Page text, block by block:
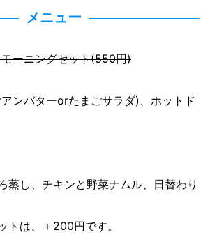
メニュー
ーニングセット(550円)
ンバターorたまごサラダ)、ホットド
蒸し、チキンと野菜ナムル、日替わり
トは、＋200円です。